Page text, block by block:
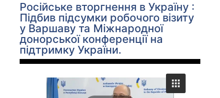
Російське вторгнення в Україну :
Підбив підсумки робочого візиту
у Варшаву та Міжнародної
донорської конференції на
підтримку України.